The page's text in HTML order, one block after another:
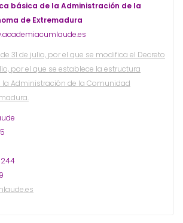
básica de la Administración de la
de Extremadura
de 31 de julio, por el que se modifica el Decreto
por el que se establece la estructura
Administración de la Comunidad